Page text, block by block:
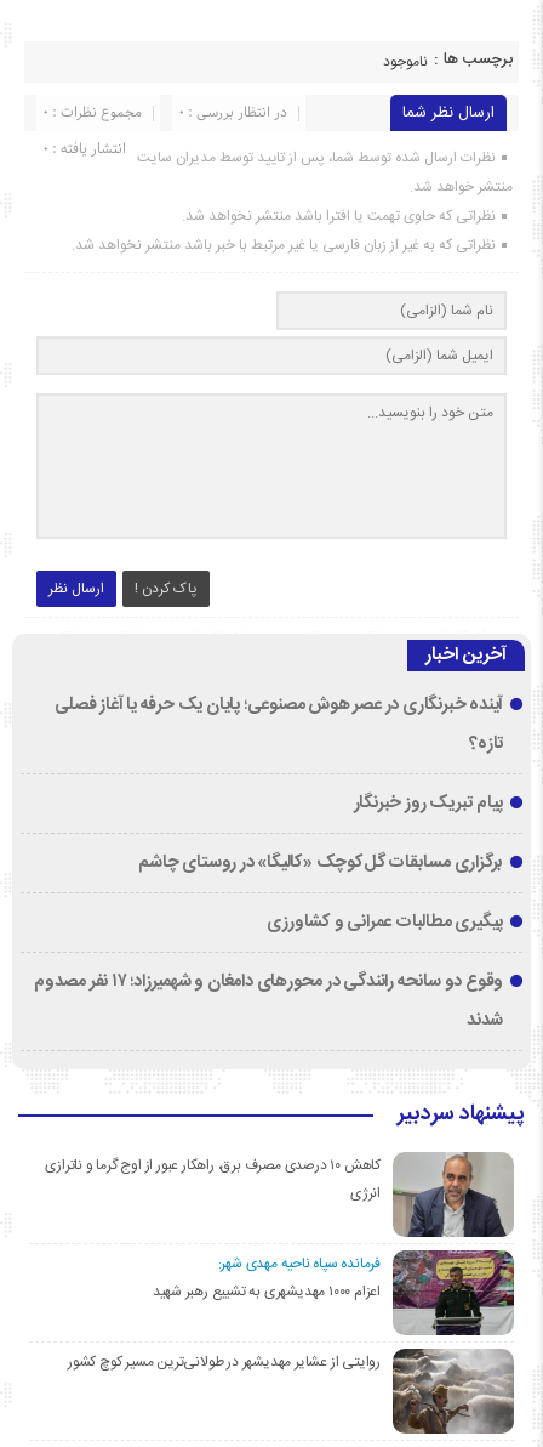
برچسب ها : ناموجود
ارسال نظر شما مجموع نظرات : 0
در انتظار بررسی : 0
انتشار یافته : ۰ نظرات ارسال شده توسط شما، پس از تایید توسط مدیران سایت
منتشر خواهد شد.
نظراتی که حاوی تهمت یا افترا باشد منتشر نخواهد شد.
نظراتی که به غیر از زبان فارسی یا غیر مرتبط با خبر باشد منتشر نخواهد شد.
ارسال نظر پاک کردن !
آخرین اخبار
آینده خبرنگاری در عصر هوش مصنوعی؛ پایان یک حرفه یا آغاز فصلی
تازه؟
پیام تبریک روز خبرنگار
برگزاری مسابقات گل‌کوچک «کالیگا» در روستای چاشم
پیگیری مطالبات عمرانی و کشاورزی
وقوع دو سانحه رانندگی در محورهای دامغان و شهمیرزاد؛ ۱۷ نفر مصدوم
شدند
پیشنهاد سردبیر
کاهش ۱۰ درصدی مصرف برق، راهکار عبور از اوج گرما و ناترازی
انرژی
فرمانده سپاه ناحیه مهدی شهر:
اعزام ۱۰۰۰ مهدیشهری به تشییع رهبر شهید
روایتی از عشایر مهدیشهر در طولانی‌ترین مسیر کوچ کشور